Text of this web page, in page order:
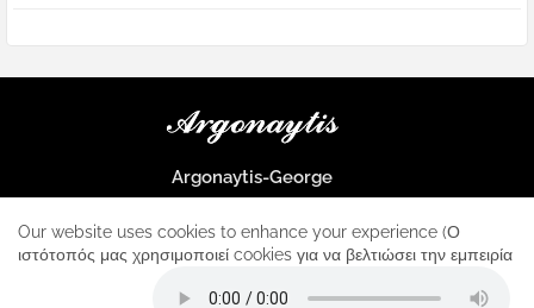
Argonaytis-George
μοναδικός σταθμός για κάθε iphone
Our website uses cookies to enhance your experience (Ο
ιστότοπός μας χρησιμοποιεί cookies για να βελτιώσει την εμπειρία